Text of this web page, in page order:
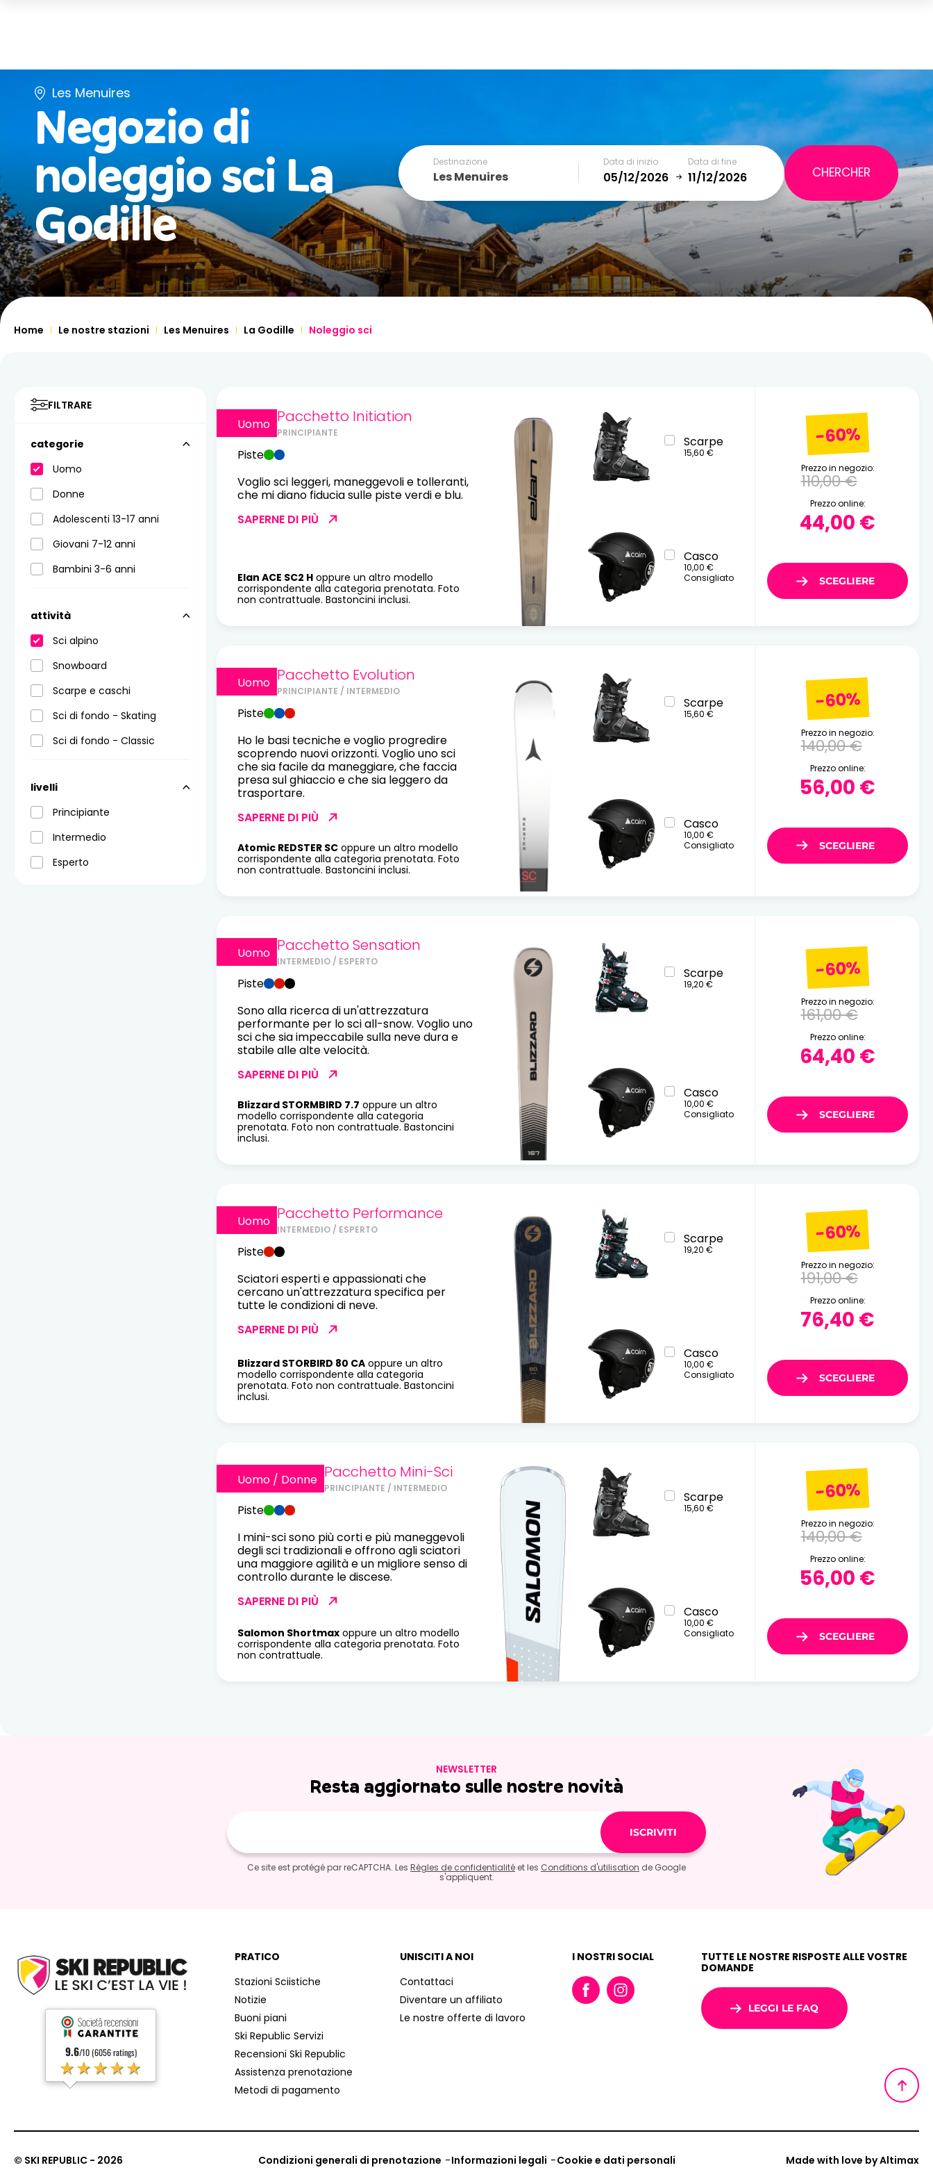
0,00 €
VISUALIZZA IL CARRELLO
Les Menuires
Negozio di
noleggio sciLa
Godille
Destinazione
Les Menuires
Data di inizio Data di fine
December January
MON TUE WED SUN WED
1 2 3 4 5
6 7 8 9 10 11 12 3 4 6 7 8
Home Le nostre stazioni Les Menuires La Godille Noleggio sci
FILTRARE
categorie
Uomo
Donne
Adolescenti 13-17 anni
Giovani 7-12 anni
Bambini 3-6 anni
attività
Sci alpino
Snowboard
Scarpe e caschi
Sci di fondo - Skating
Sci di fondo - Classic
livelli
Principiante
Intermedio
Esperto
Uomo Pacchetto Initiation
PRINCIPIANTE
Piste
Voglio sci leggeri, maneggevoli e tolleranti,
che mi diano fiducia sulle piste verdi e blu.
SAPERNE DI PIÙ
Elan ACE SC2 H oppure un altro modello
corrispondente alla categoria prenotata. Foto
non contrattuale. Bastoncini inclusi.
Scarpe
15,60 €
Casco
10,00 €
Consigliato
-60%
Prezzo in negozio:
110,00 €
Prezzo online:
44,00 €
Uomo Pacchetto Evolution
PRINCIPIANTE / INTERMEDIO
Piste
Ho le basi tecniche e voglio progredire
scoprendo nuovi orizzonti. Voglio uno sci
che sia facile da maneggiare, che faccia
presa sul ghiaccio e che sia leggero da
trasportare.
SAPERNE DI PIÙ
Atomic REDSTER SC oppure un altro modello
corrispondente alla categoria prenotata. Foto
non contrattuale. Bastoncini inclusi.
Scarpe
15,60 €
Casco
10,00 €
Consigliato
-60%
Prezzo in negozio:
140,00 €
Prezzo online:
56,00 €
Uomo Pacchetto Sensation
INTERMEDIO / ESPERTO
Piste
Sono alla ricerca di un'attrezzatura
performante per lo sci all-snow. Voglio uno
sci che sia impeccabile sulla neve dura e
stabile alle alte velocità.
SAPERNE DI PIÙ
Blizzard STORMBIRD 7.7 oppure un altro
modello corrispondente alla categoria
prenotata. Foto non contrattuale. Bastoncini
inclusi.
Scarpe
19,20 €
Casco
10,00 €
Consigliato
-60%
Prezzo in negozio:
161,00 €
Prezzo online:
64,40 €
Uomo Pacchetto Performance
INTERMEDIO / ESPERTO
Piste
Sciatori esperti e appassionati che
cercano un'attrezzatura specifica per
tutte le condizioni di neve.
SAPERNE DI PIÙ
Blizzard STORBIRD 80 CA oppure un altro
modello corrispondente alla categoria
prenotata. Foto non contrattuale. Bastoncini
inclusi.
Scarpe
19,20 €
Casco
10,00 €
Consigliato
-60%
Prezzo in negozio:
191,00 €
Prezzo online:
76,40 €
Uomo / Donne Pacchetto Mini-Sci
PRINCIPIANTE / INTERMEDIO
Piste
I mini-sci sono più corti e più maneggevoli
degli sci tradizionali e offrono agli sciatori
una maggiore agilità e un migliore senso di
controllo durante le discese.
SAPERNE DI PIÙ
Salomon Shortmax oppure un altro modello
corrispondente alla categoria prenotata. Foto
non contrattuale.
Scarpe
15,60 €
Casco
10,00 €
Consigliato
-60%
Prezzo in negozio:
140,00 €
Prezzo online:
56,00 €
NEWSLETTER
Resta aggiornato sulle nostre novità
Ce site est protégé par reCAPTCHA. Les Règles de confidentialité et les Conditions d'utilisation de Google
s'appliquent.
9.6/10 (6056 ratings)
★★★★★
PRATICO
Stazioni Sciistiche
Notizie
Buoni piani
Ski Republic Servizi
Recensioni Ski Republic
Assistenza prenotazione
Metodi di pagamento
UNISCITI A NOI
Contattaci
Diventare un affiliato
Le nostre offerte di lavoro
I NOSTRI SOCIAL
TUTTE LE NOSTRE RISPOSTE ALLE VOSTRE
DOMANDE
LEGGI LE FAQ
© SKI REPUBLIC - 2026 Condizioni generali di prenotazione Informazioni legali Cookie e dati personali Made with love byAltimax